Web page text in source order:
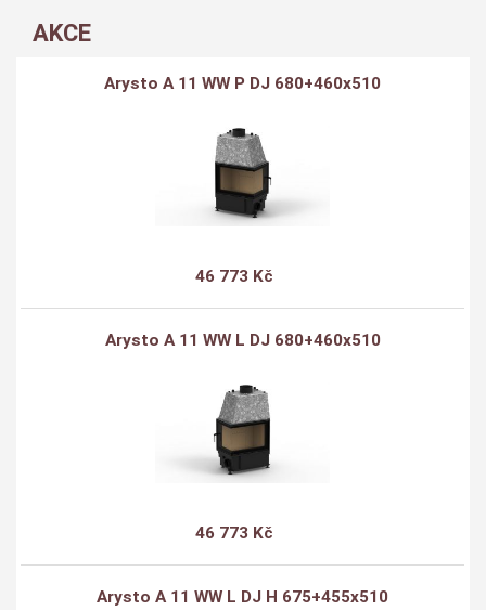
AKCE
Arysto A 11 WW P DJ 680+460x510
46 773 Kč
Arysto A 11 WW L DJ 680+460x510
46 773 Kč
Arysto A 11 WW L DJ H 675+455x510